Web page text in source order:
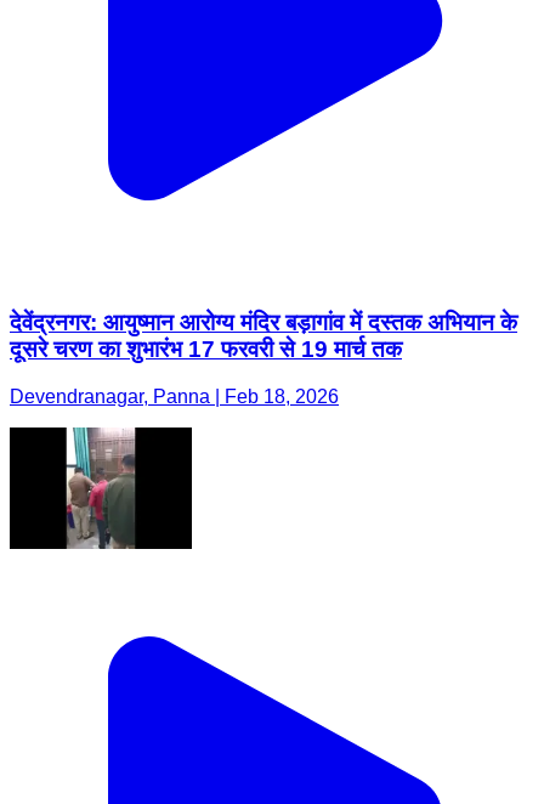
देवेंद्रनगर: आयुष्मान आरोग्य मंदिर बड़ागांव में दस्तक अभियान के
दूसरे चरण का शुभारंभ 17 फरवरी से 19 मार्च तक
Devendranagar, Panna | Feb 18, 2026